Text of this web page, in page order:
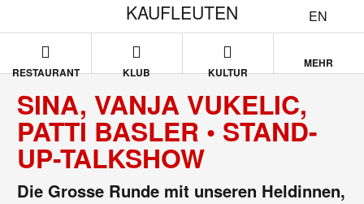
EN
KAUFLEUTEN
RESTAURANT KLUB KULTUR
MEHR
SINA, VANJA VUKELIC,
PATTI BASLER • STAND-
UP-TALKSHOW
Die Grosse Runde mit unseren Heldinnen,